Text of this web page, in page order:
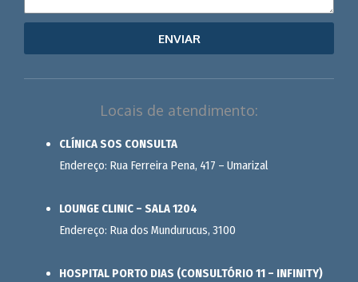
ENVIAR
Locais de atendimento:
CLÍNICA SOS CONSULTA
Endereço: Rua Ferreira Pena, 417 – Umarizal
LOUNGE CLINIC – SALA 1204
Endereço: Rua dos Mundurucus, 3100
HOSPITAL PORTO DIAS (CONSULTÓRIO 11 – INFINITY)